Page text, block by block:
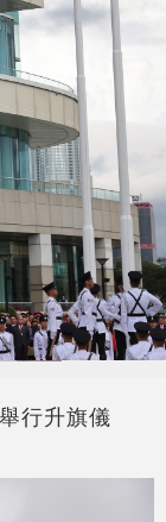
行升旗儀